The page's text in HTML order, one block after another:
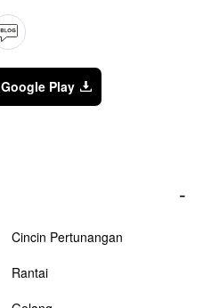
Google Play
Cincin Pertunangan
Rantai